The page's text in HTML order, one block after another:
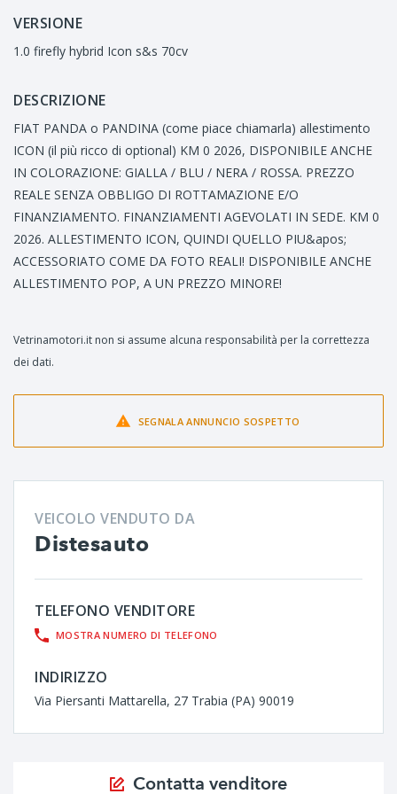
VERSIONE
1.0 firefly hybrid Icon s&s 70cv
DESCRIZIONE
FIAT PANDA o PANDINA (come piace chiamarla) allestimento
ICON (il più ricco di optional) KM 0 2026, DISPONIBILE ANCHE
IN COLORAZIONE: GIALLA / BLU / NERA / ROSSA. PREZZO
REALE SENZA OBBLIGO DI ROTTAMAZIONE E/O
FINANZIAMENTO. FINANZIAMENTI AGEVOLATI IN SEDE. KM 0
2026. ALLESTIMENTO ICON, QUINDI QUELLO PIU&apos;
ACCESSORIATO COME DA FOTO REALI! DISPONIBILE ANCHE
ALLESTIMENTO POP, A UN PREZZO MINORE!
Vetrinamotori.it non si assume alcuna responsabilità per la correttezza
dei dati.
SEGNALA ANNUNCIO SOSPETTO
VEICOLO VENDUTO DA
Distesauto
TELEFONO VENDITORE
MOSTRA NUMERO DI TELEFONO
INDIRIZZO
Via Piersanti Mattarella, 27 Trabia (PA) 90019
Contatta venditore